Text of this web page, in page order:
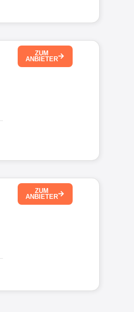
ZUM
ANBIETER
ZUM
ANBIETER